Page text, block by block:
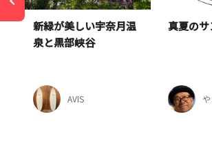
新緑が美しい宇奈月温
泉と黒部峡谷
AVIS
真夏のサ